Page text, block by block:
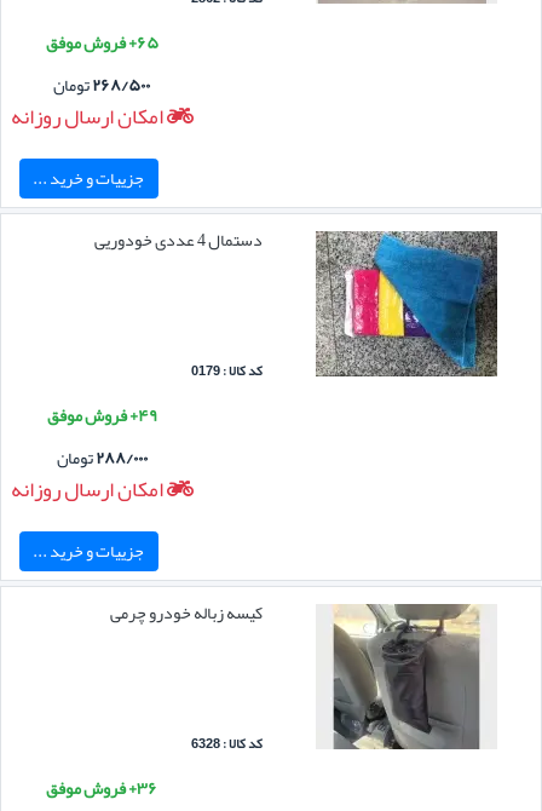
۶۵+ فروش موفق
۲۶۸/۵۰۰تومان
امکان ارسال روزانه
جزییات و خرید ...
دستمال 4 عددی خودوریی
کد کالا : 0179
۴۹+ فروش موفق
۲۸۸/۰۰۰تومان
امکان ارسال روزانه
جزییات و خرید ...
کیسه زباله خودرو چرمی
کد کالا : 6328
۳۶+ فروش موفق